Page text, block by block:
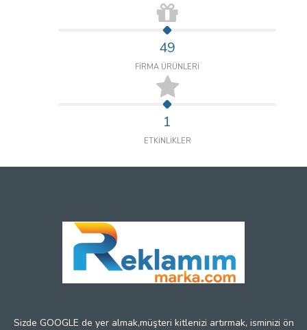
49
FİRMA ÜRÜNLERİ
1
ETKİNLİKLER
Sizde GOOGLE de yer almak,müşteri kitlenizi artırmak, isminizi ön